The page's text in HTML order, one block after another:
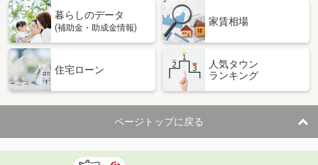
暮らしのデータ
(補助金・助成金情報)
家賃相場
住宅ローン
人気タウン
ランキング
ページトップに戻る